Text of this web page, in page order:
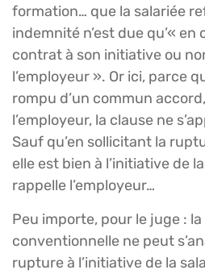
formation… que la salariée
indemnité n’est due qu’«
contrat à son initiative ou
l’employeur ». Or ici, parce
rompu d’un commun
l’employeur, la clause ne
Sauf qu’en sollicitant la
elle est bien à l’initiative de
rappelle l’employeur…
Peu importe, pour le juge :
conventionnelle ne peut
rupture à l’initiative de la